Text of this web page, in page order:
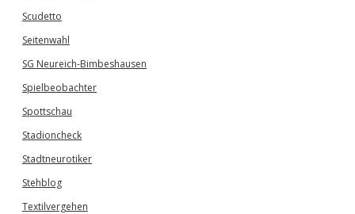
Scudetto
Seitenwahl
SG Neureich-Bimbeshausen
Spielbeobachter
Spottschau
Stadioncheck
Stadtneurotiker
Stehblog
Textilvergehen